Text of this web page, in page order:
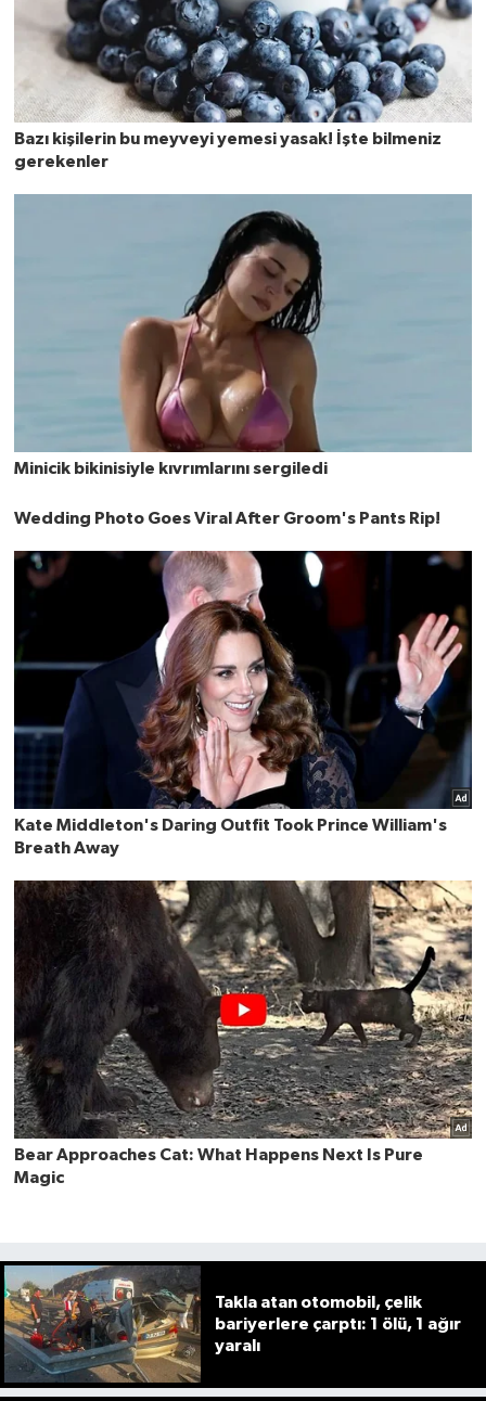
Takla atan otomobil, çelik
bariyerlere çarptı: 1 ölü, 1 ağır
yaralı